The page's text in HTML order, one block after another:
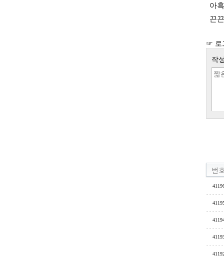
아
끈
☞ 로
작
번